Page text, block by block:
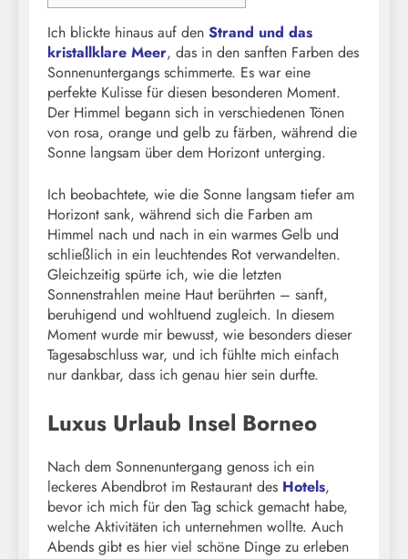
Ich blickte hinaus auf den Strand und das
kristallklare Meer, das in den sanften Farben des
Sonnenuntergangs schimmerte. Es war eine
perfekte Kulisse für diesen besonderen Moment.
Der Himmel begann sich in verschiedenen Tönen
von rosa, orange und gelb zu färben, während die
Sonne langsam über dem Horizont unterging.
Ich beobachtete, wie die Sonne langsam tiefer am
Horizont sank, während sich die Farben am
Himmel nach und nach in ein warmes Gelb und
schließlich in ein leuchtendes Rot verwandelten.
Gleichzeitig spürte ich, wie die letzten
Sonnenstrahlen meine Haut berührten – sanft,
beruhigend und wohltuend zugleich. In diesem
Moment wurde mir bewusst, wie besonders dieser
Tagesabschluss war, und ich fühlte mich einfach
nur dankbar, dass ich genau hier sein durfte.
Luxus Urlaub Insel Borneo
Nach dem Sonnenuntergang genoss ich ein
leckeres Abendbrot im Restaurant des Hotels,
bevor ich mich für den Tag schick gemacht habe,
welche Aktivitäten ich unternehmen wollte. Auch
Abends gibt es hier viel schöne Dinge zu erleben